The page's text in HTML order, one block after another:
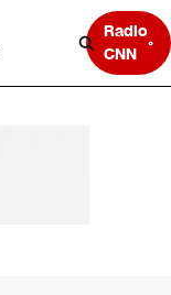
Radio
CNN